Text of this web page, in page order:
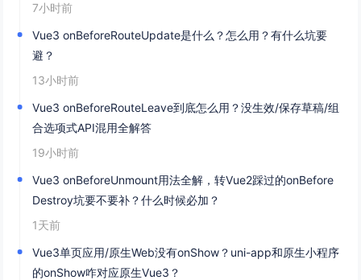
7小时前
Vue3 onBeforeRouteUpdate是什么？怎么用？有什么坑要
避？
13小时前
Vue3 onBeforeRouteLeave到底怎么用？没生效/保存草稿/组
合选项式API混用全解答
19小时前
Vue3 onBeforeUnmount用法全解，转Vue2踩过的onBefore
Destroy坑要不要补？什么时候必加？
1天前
Vue3单页应用/原生Web没有onShow？uni-app和原生小程序
的onShow咋对应原生Vue3？